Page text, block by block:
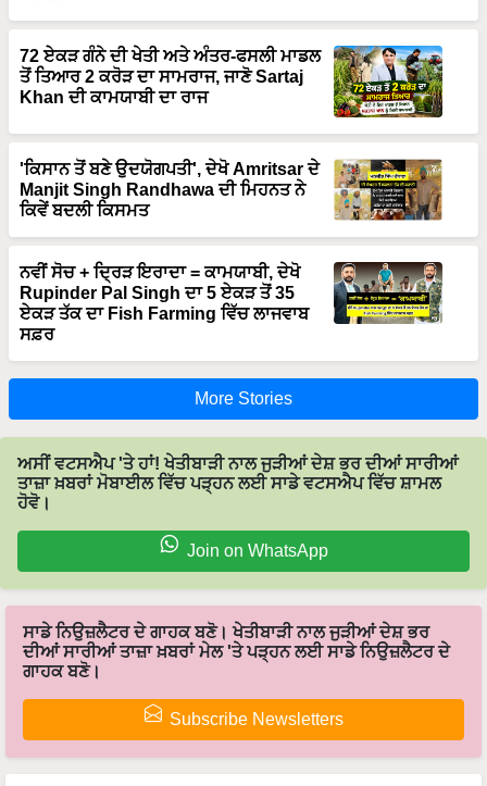
72 ਏਕੜ ਗੰਨੇ ਦੀ ਖੇਤੀ ਅਤੇ ਅੰਤਰ-ਫਸਲੀ ਮਾਡਲ
ਤੋਂ ਤਿਆਰ 2 ਕਰੋੜ ਦਾ ਸਾਮਰਾਜ, ਜਾਣੋ Sartaj
Khan ਦੀ ਕਾਮਯਾਬੀ ਦਾ ਰਾਜ
'ਕਿਸਾਨ ਤੋਂ ਬਣੇ ਉਦਯੋਗਪਤੀ', ਦੇਖੋ Amritsar ਦੇ
Manjit Singh Randhawa ਦੀ ਮਿਹਨਤ ਨੇ
ਕਿਵੇਂ ਬਦਲੀ ਕਿਸਮਤ
ਨਵੀਂ ਸੋਚ + ਦ੍ਰਿੜ ਇਰਾਦਾ = ਕਾਮਯਾਬੀ, ਦੇਖੋ
Rupinder Pal Singh ਦਾ 5 ਏਕੜ ਤੋਂ 35
ਏਕੜ ਤੱਕ ਦਾ Fish Farming ਵਿੱਚ ਲਾਜਵਾਬ
ਸਫ਼ਰ
More Stories
ਤਾਜ਼ਾ ਖ਼ਬਰਾਂ ਮੋਬਾਈਲ ਵਿੱਚ ਪੜ੍ਹਨ ਲਈ ਸਾਡੇ ਵਟਸਐਪ ਵਿੱਚ ਸ਼ਾਮਲ
ਹੋਵੋ।
ਦੀਆਂ ਸਾਰੀਆਂ ਤਾਜ਼ਾ ਖ਼ਬਰਾਂ ਮੇਲ 'ਤੇ ਪੜ੍ਹਨ ਲਈ ਸਾਡੇ ਨਿਉਜ਼ਲੈਟਰ ਦੇ
ਗਾਹਕ ਬਣੋ।
Latest feeds